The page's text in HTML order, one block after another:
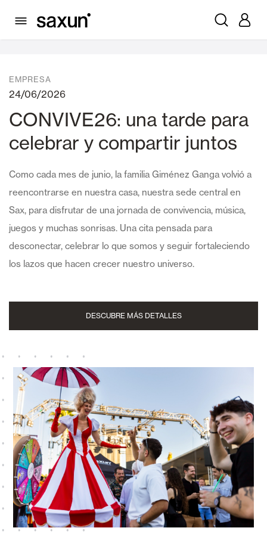
Noticias
EMPRESA
24/06/2026
CONVIVE26: una tarde para
celebrar y compartir juntos
Como cada mes de junio, la familia Giménez Ganga volvió a
reencontrarse en nuestra casa, nuestra sede central en
Sax, para disfrutar de una jornada de convivencia, música,
juegos y muchas sonrisas. Una cita pensada para
desconectar, celebrar lo que somos y seguir fortaleciendo
los lazos que hacen crecer nuestro universo.
DESCUBRE MÁS DETALLES